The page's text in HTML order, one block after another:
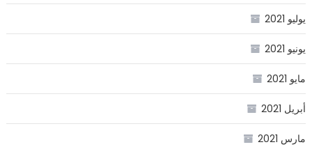
يوليو 2021
يونيو 2021
مايو 2021
أبريل 2021
مارس 2021